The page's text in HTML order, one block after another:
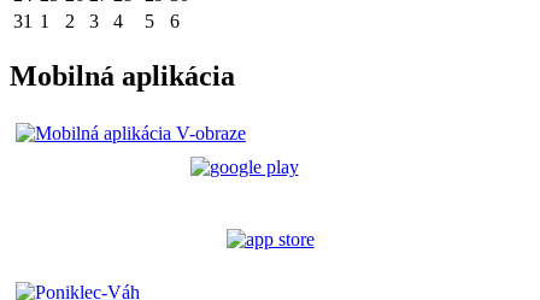
31 1 2 3 4 5 6
Mobilná aplikácia